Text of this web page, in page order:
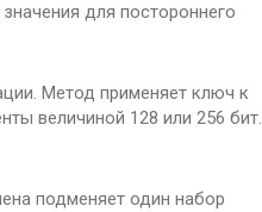
для постороннего
Метод применяет ключ к
величиной 128 или 256 бит.
подменяет один набор